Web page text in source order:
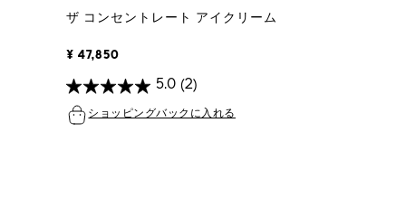
ザ コンセントレート アイクリーム
¥ 47,850
5.0 (2)
ショッピングバックに入れる